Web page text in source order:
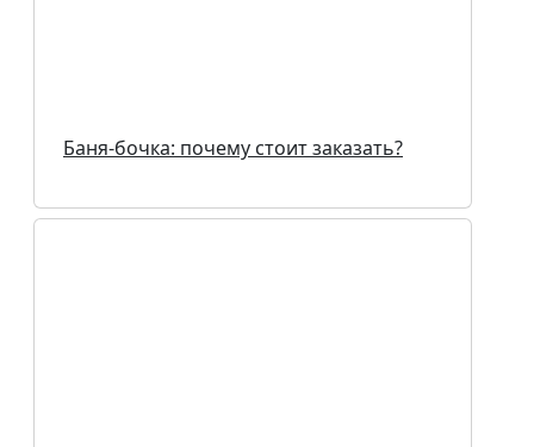
Баня-бочка: почему стоит заказать?